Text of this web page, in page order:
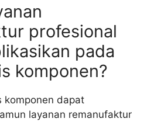
profesional
pada
komponen?
komponen dapat
layanan remanufaktur